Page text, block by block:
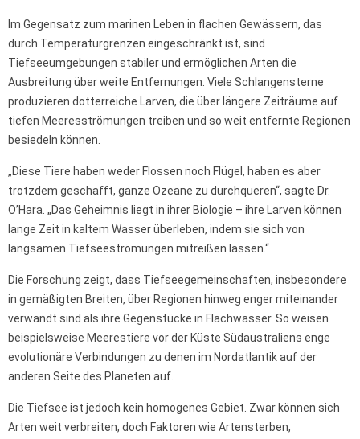
Im Gegensatz zum marinen Leben in flachen Gewässern, das
durch Temperaturgrenzen eingeschränkt ist, sind
Tiefseeumgebungen stabiler und ermöglichen Arten die
Ausbreitung über weite Entfernungen. Viele Schlangensterne
produzieren dotterreiche Larven, die über längere Zeiträume auf
tiefen Meeresströmungen treiben und so weit entfernte Regionen
besiedeln können.
„Diese Tiere haben weder Flossen noch Flügel, haben es aber
trotzdem geschafft, ganze Ozeane zu durchqueren“, sagte Dr.
O’Hara. „Das Geheimnis liegt in ihrer Biologie – ihre Larven können
lange Zeit in kaltem Wasser überleben, indem sie sich von
langsamen Tiefseeströmungen mitreißen lassen.“
Die Forschung zeigt, dass Tiefseegemeinschaften, insbesondere
in gemäßigten Breiten, über Regionen hinweg enger miteinander
verwandt sind als ihre Gegenstücke in Flachwasser. So weisen
beispielsweise Meerestiere vor der Küste Südaustraliens enge
evolutionäre Verbindungen zu denen im Nordatlantik auf der
anderen Seite des Planeten auf.
Die Tiefsee ist jedoch kein homogenes Gebiet. Zwar können sich
Arten weit verbreiten, doch Faktoren wie Artensterben,